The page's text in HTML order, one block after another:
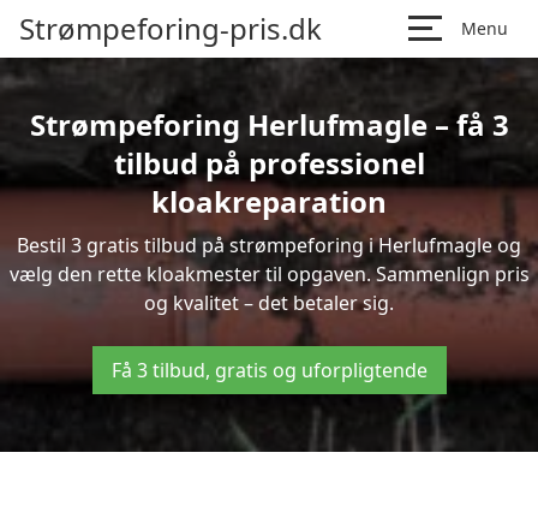
Strømpeforing-pris.dk Menu
Strømpeforing Herlufmagle – få 3
tilbud på professionel
kloakreparation
Bestil 3 gratis tilbud på strømpeforing i Herlufmagle og
vælg den rette kloakmester til opgaven. Sammenlign pris
og kvalitet – det betaler sig.
Få 3 tilbud, gratis og uforpligtende